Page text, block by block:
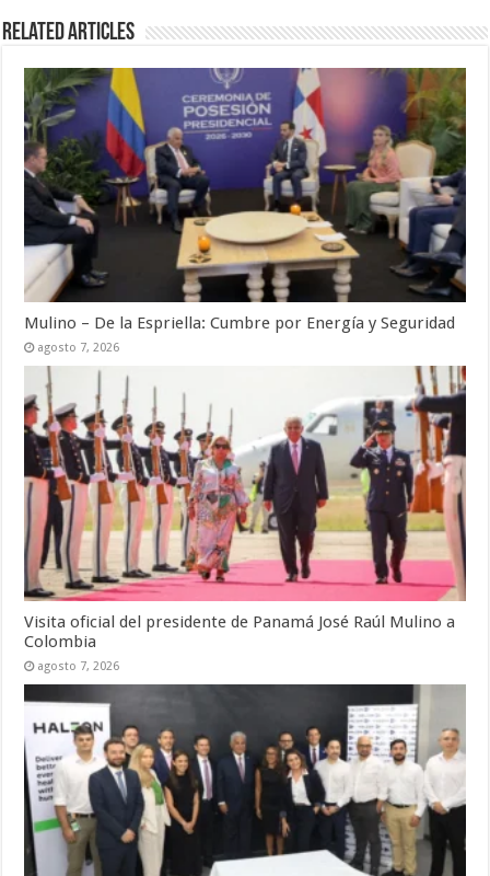
Related Articles
Mulino – De la Espriella: Cumbre por Energía y Seguridad
agosto 7, 2026
Visita oficial del presidente de Panamá José Raúl Mulino a
Colombia
agosto 7, 2026